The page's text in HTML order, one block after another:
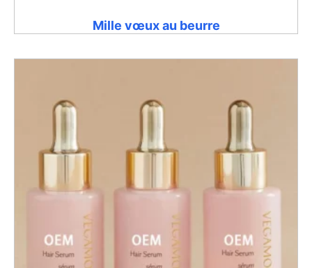
Mille vœux au beurre